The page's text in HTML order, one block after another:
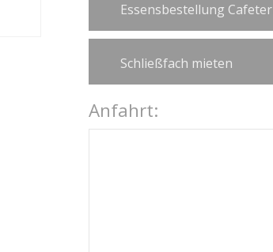
Essensbestellung
Schließfach mieten
Anfahrt: